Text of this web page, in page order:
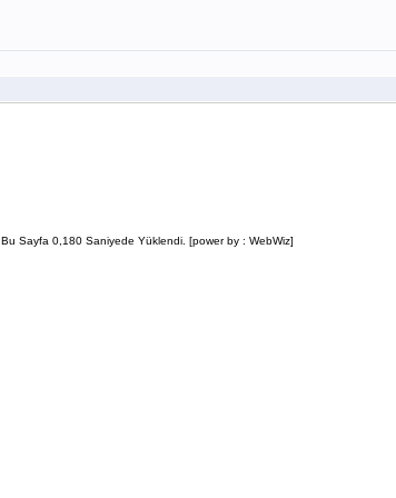
Bu Sayfa 0,180 Saniyede Yüklendi. [power by : WebWiz]